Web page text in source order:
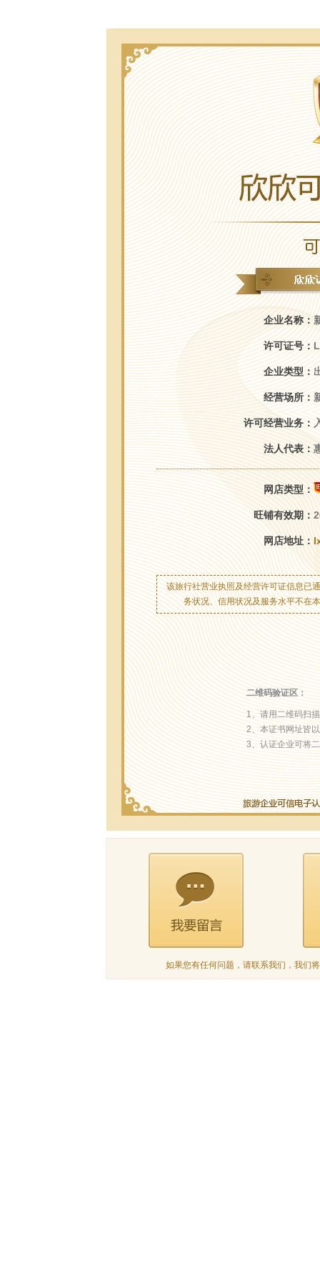
企业名称：
许可证号：
企业类型：
经营场所：
许可经营业务：
法人代表：
网店类型：
旺铺有效期：
网店地址：
该旅行社营业执照及经营许可证信息已
务状况、信用状况及服务水平不在
二维码验证区：
1、请用二维码扫
2、本证书网址皆
3、认证企业可将
如果您有任何问题，请联系我们，我们